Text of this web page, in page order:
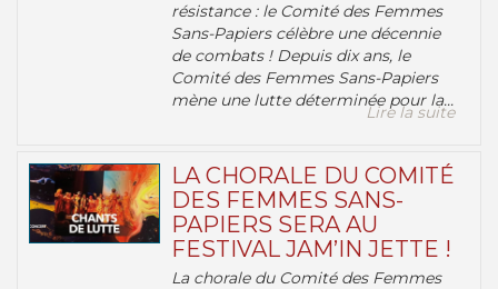
résistance : le Comité des Femmes
Sans-Papiers célèbre une décennie
de combats ! Depuis dix ans, le
Comité des Femmes Sans-Papiers
mène une lutte déterminée pour la...
Lire la suite
LA CHORALE DU COMITÉ
DES FEMMES SANS-
PAPIERS SERA AU
FESTIVAL JAM’IN JETTE !
La chorale du Comité des Femmes